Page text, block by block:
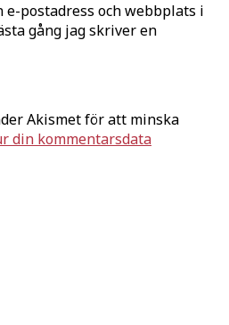
postadress och webbplats i
gång jag skriver en
Akismet för att minska
din kommentarsdata